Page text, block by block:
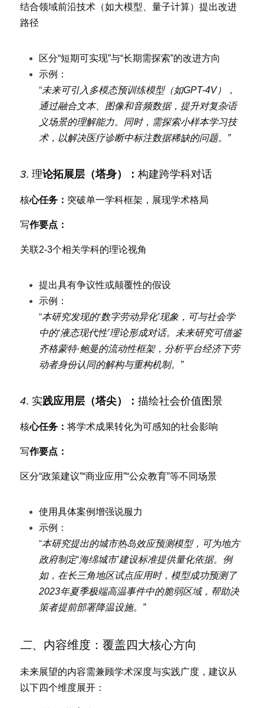
结合领域前沿技术（如大模型、量子计算）提出改进
路径
区分“短期可实现”与“长期需探索”的改进方向
示例：
“未来可引入多模态预训练模型（如GPT-4V），
通过融合文本、图像和音频数据，提升对复杂语
义场景的理解能力。同时，需探索小样本学习技
术，以解决医疗诊断中标注数据稀缺的问题。”
3. 理论拓展层（塔身）： 构建跨学科对话
核心任务： 突破单一学科框架，展现学术格局
写作要点：
关联2-3个相关学科的理论视角
提出具有争议性或颠覆性的假设
示例：
“本研究发现的‘数字劳动异化’现象，可与社会学
中的‘液态现代性’理论形成对话。未来研究可借鉴
齐格蒙特·鲍曼的流动性框架，分析平台经济下劳
动者身份认同的解构与重构机制。”
4. 实践应用层（塔尖）： 描绘社会价值图景
核心任务： 将学术成果转化为可感知的社会影响
写作要点：
区分“政策建议”“商业应用”“公众教育”等不同场景
使用具体案例增强说服力
示例：
“本研究提出的城市热岛效应预测模型，可为地方
政府制定‘海绵城市’建设标准提供量化依据。例
如，在长三角地区试点应用时，模型成功预测了
2023年夏季极端高温事件中的脆弱区域，帮助决
策者提前部署降温设施。”
二、内容维度：覆盖四大核心方向
未来展望的内容需兼顾学术深度与实践广度，建议从
以下四个维度展开：